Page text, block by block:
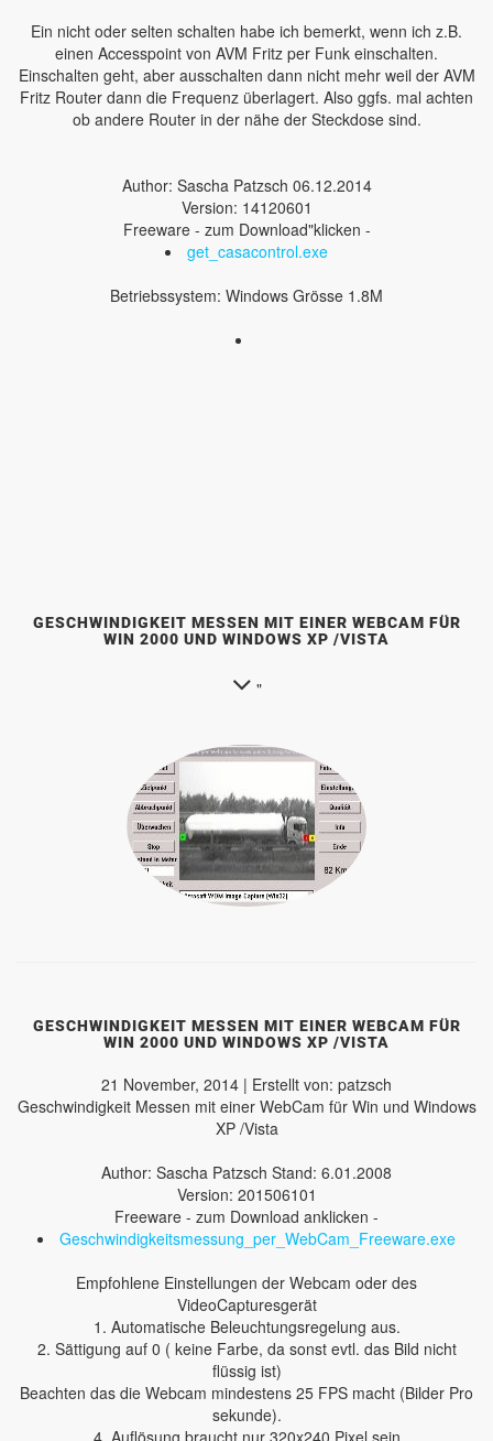
Ein nicht oder selten schalten habe ich bemerkt, wenn ich z.B.
einen Accesspoint von AVM Fritz per Funk einschalten.
Einschalten geht, aber ausschalten dann nicht mehr weil der AVM
Fritz Router dann die Frequenz überlagert. Also ggfs. mal achten
ob andere Router in der nähe der Steckdose sind.
Author: Sascha Patzsch 06.12.2014
Version: 14120601
Freeware - zum Download"klicken -
get_casacontrol.exe
Betriebssystem: Windows Grösse 1.8M
GESCHWINDIGKEIT MESSEN MIT EINER WEBCAM FÜR
WIN 2000 UND WINDOWS XP /VISTA
"
GESCHWINDIGKEIT MESSEN MIT EINER WEBCAM FÜR
WIN 2000 UND WINDOWS XP /VISTA
21 November, 2014 | Erstellt von: patzsch
Geschwindigkeit Messen mit einer WebCam für Win und Windows
XP /Vista
Author: Sascha Patzsch Stand: 6.01.2008
Version: 201506101
Freeware - zum Download anklicken -
Geschwindigkeitsmessung_per_WebCam_Freeware.exe
Empfohlene Einstellungen der Webcam oder des
VideoCapturesgerät
1. Automatische Beleuchtungsregelung aus.
2. Sättigung auf 0 ( keine Farbe, da sonst evtl. das Bild nicht
flüssig ist)
Beachten das die Webcam mindestens 25 FPS macht (Bilder Pro
sekunde).